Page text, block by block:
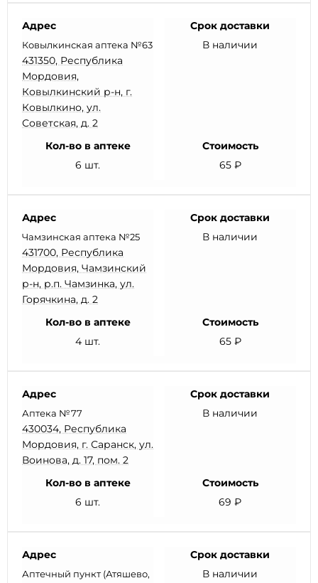
Адрес
Ковылкинская аптека №63
431350, Республика
Мордовия,
Ковылкинский р-н, г.
Ковылкино, ул.
Советская, д. 2
Срок доставки
В наличии
Кол-во в аптеке
6 шт.
Стоимость
65 ₽
Адрес
Чамзинская аптека №25
431700, Республика
Мордовия, Чамзинский
р-н, р.п. Чамзинка, ул.
Горячкина, д. 2
Срок доставки
В наличии
Кол-во в аптеке
4 шт.
Стоимость
65 ₽
Адрес
Аптека №77
430034, Республика
Мордовия, г. Саранск, ул.
Воинова, д. 17, пом. 2
Срок доставки
В наличии
Кол-во в аптеке
6 шт.
Стоимость
69 ₽
Адрес
Аптечный пункт (Атяшево,
Срок доставки
В наличии